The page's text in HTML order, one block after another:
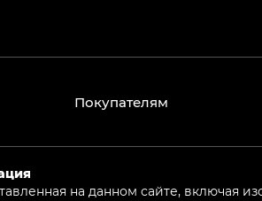
Покупателям
на данном сайте, включая